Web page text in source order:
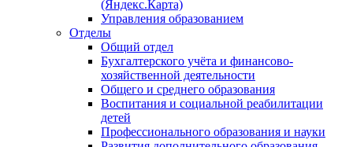
(Яндекс.Карта)
Управления образованием
Отделы
Общий отдел
Бухгалтерского учёта и финансово-
хозяйственной деятельности
Общего и среднего образования
Воспитания и социальной реабилитации
детей
Профессионального образования и науки